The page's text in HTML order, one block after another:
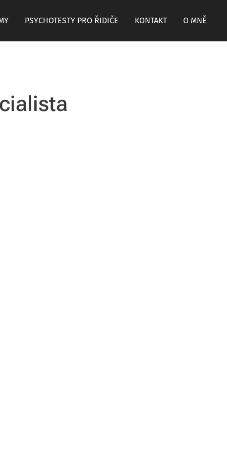
PSYCHOTESTY PRO ŘIDIČE KONTAKT O MNĚ